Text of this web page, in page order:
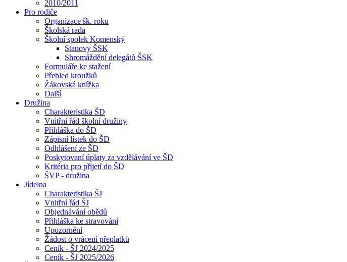
2010/2011
Pro rodiče
Organizace šk. roku
Školská rada
Školní spolek Komenský
Stanovy ŠSK
Shromáždění delegátů ŠSK
Formuláře ke stažení
Přehled kroužků
Žákovská knížka
Další
Družina
Charakteristika ŠD
Vnitřní řád školní družiny
Přihláška do ŠD
Zápisní lístek do ŠD
Odhlášení ze ŠD
Poskytovaní úplaty za vzdělávání ve ŠD
Kritéria pro přijetí do ŠD
ŠVP - družina
Jídelna
Charakteristika ŠJ
Vnitřní řád ŠJ
Objednávání obědů
Přihláška ke stravování
Upozornění
Žádost o vrácení přeplatků
Ceník - ŠJ 2024/2025
Ceník - ŠJ 2025/2026